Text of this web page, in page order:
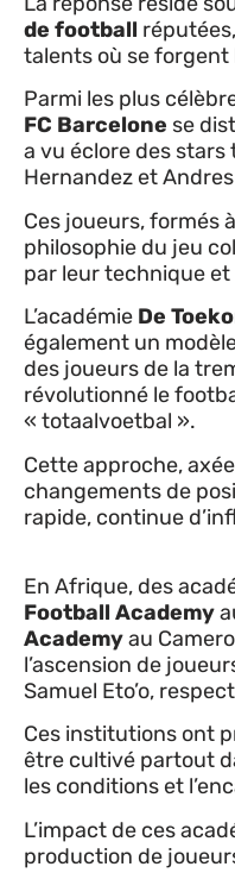
de football
talents où se
Parmi les plus
FC Barcelone se
a vu éclore des stars
Hernandez et
Ces joueurs, formés
philosophie du jeu
par leur technique
L’académie De
également un
des joueurs de la
révolutionné le
« totaalvoetbal ».
Cette approche,
changements de
rapide, continue
En Afrique, des
Football Academy
Academyau
l’ascension de
Samuel Eto’o,
Ces institutions ont
être cultivé partout
les conditions et
L’impact de ces
production de